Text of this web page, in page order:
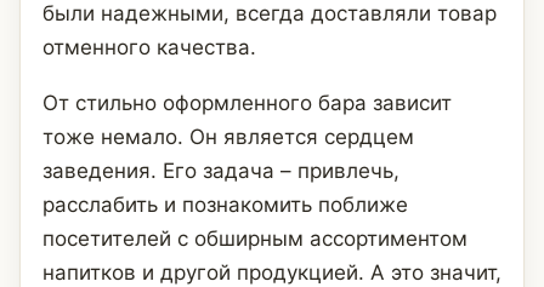
были надежными, всегда доставляли товар
отменного качества.
От стильно оформленного бара зависит
тоже немало. Он является сердцем
заведения. Его задача – привлечь,
расслабить и познакомить поближе
посетителей с обширным ассортиментом
напитков и другой продукцией. А это значит,